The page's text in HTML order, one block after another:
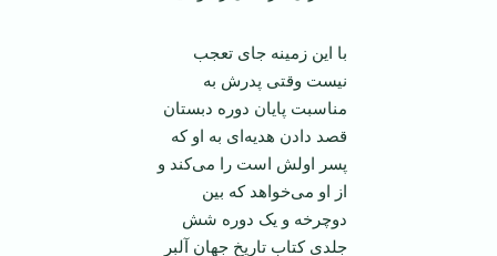
با این زمینه جای تعجب
نیست وقتی پدرش به
مناسبت پایان دوره دبستان
قصد دادن هدیه‌ای به او که
پسر اولش است را می‌کند و
از او می‌خواهد که بین
دوچرخه و یک دوره شش
جلدی کتاب تاریخ جهان آلبر